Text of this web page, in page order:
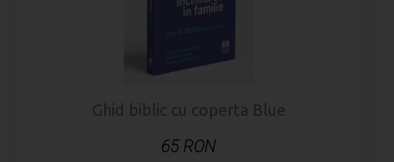
Ghid biblic cu coperta Blue
65 RON